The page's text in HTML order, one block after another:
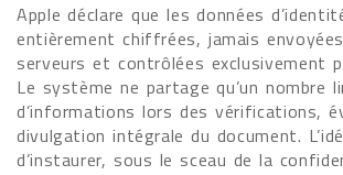
Apple déclare que les données
entièrement chiffrées, jamais
serveurs et contrôlées exclusivement
Le système ne partage qu’un nombre
d’informations lors des vérifications,
divulgation intégrale du document.
d’instaurer, sous le sceau de la